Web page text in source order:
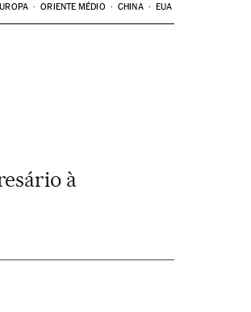
ORIENTE MÉDIO CHINA EUA
à